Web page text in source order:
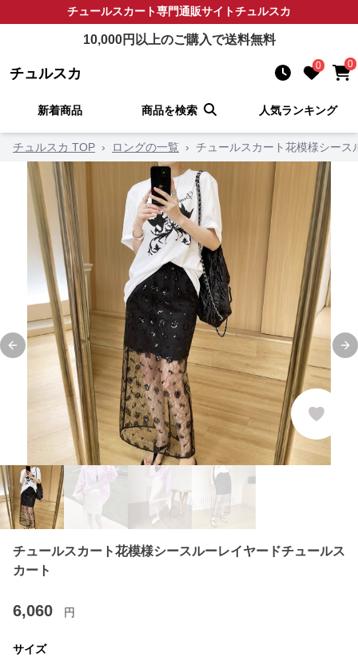
チュールスカート専門通販サイトチュルスカ
10,000円以上のご購入で送料無料
チュルスカ 0 0
新着商品 商品を検索 人気ランキング
チュルスカ TOP › ロングの一覧 › チュールスカート花模様シー
Previous slide
チュールスカート花模様シースルーレイヤードチュールス
カート
6,060 円
サイズ